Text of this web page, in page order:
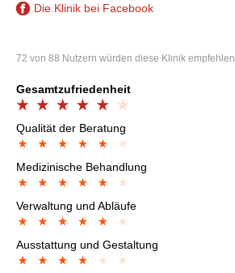
Die Klinik bei Facebook
72 von 88 Nutzern würden diese Klinik empfehlen
Gesamtzufriedenheit
Qualität der Beratung
Medizinische Behandlung
Verwaltung und Abläufe
Ausstattung und Gestaltung